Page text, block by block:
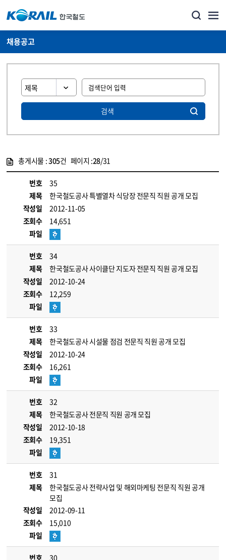
채용공고
검색
총게시물 :305건 페이지 :28/31
번호
35
제목
한국철도공사 특별열차 식당장 전문직 직원 공개 모집
작성일
2012-11-05
조회수
14,651
파일
번호
34
제목
한국철도공사 사이클단 지도자 전문직 직원 공개 모집
작성일
2012-10-24
조회수
12,259
파일
번호
33
제목
한국철도공사 시설물 점검 전문직 직원 공개 모집
작성일
2012-10-24
조회수
16,261
파일
번호
32
제목
한국철도공사 전문직 직원 공개 모집
작성일
2012-10-18
조회수
19,351
파일
번호
31
제목
한국철도공사 전략사업 및 해외마케팅 전문직 직원 공개
모집
작성일
2012-09-11
조회수
15,010
파일
번호
30